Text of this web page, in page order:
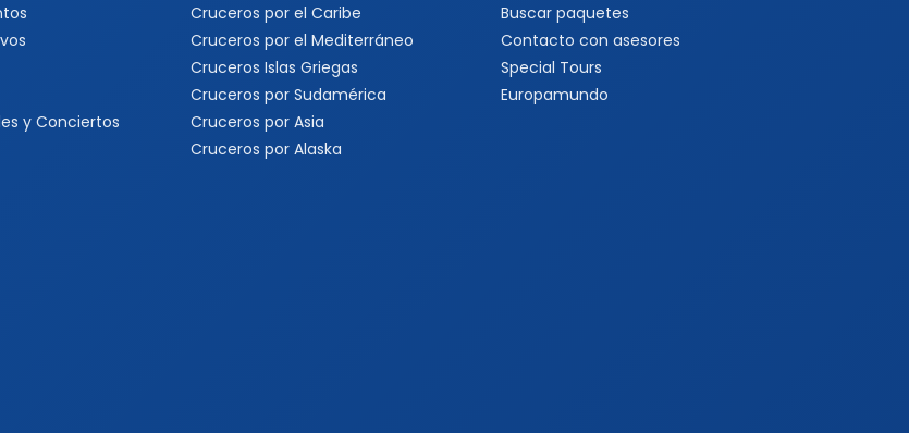
y Conciertos
Cruceros por el Caribe
Cruceros por el Mediterráneo
Cruceros Islas Griegas
Cruceros por Sudamérica
Cruceros por Asia
Cruceros por Alaska
Buscar paquetes
Contacto con asesores
Special Tours
Europamundo